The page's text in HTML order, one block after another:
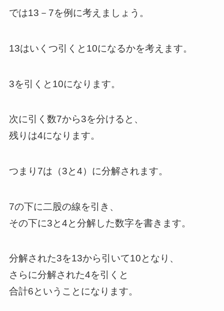
では13－7を例に考えましょう。
13はいくつ引くと10になるかを考えます。
3を引くと10になります。
次に引く数7から3を分けると、
残りは4になります。
つまり7は（3と4）に分解されます。
7の下に二股の線を引き、
その下に3と4と分解した数字を書きます。
分解された3を13から引いて10となり、
さらに分解された4を引くと
合計6ということになります。